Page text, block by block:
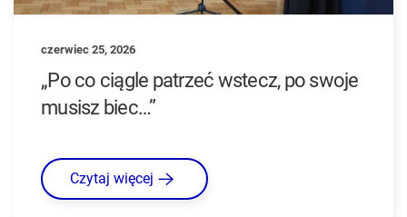
czerwiec 25, 2026
„Po co ciągle patrzeć wstecz, po swoje
musisz biec…”
Czytaj więcej